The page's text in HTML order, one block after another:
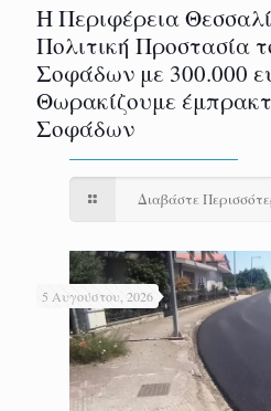
Η Περιφέρεια
Πολιτική Προστασία
Σοφάδων με 300.000
Θωρακίζουμε
Σοφάδων
Διαβάστε
5 Αυγούστου, 2026